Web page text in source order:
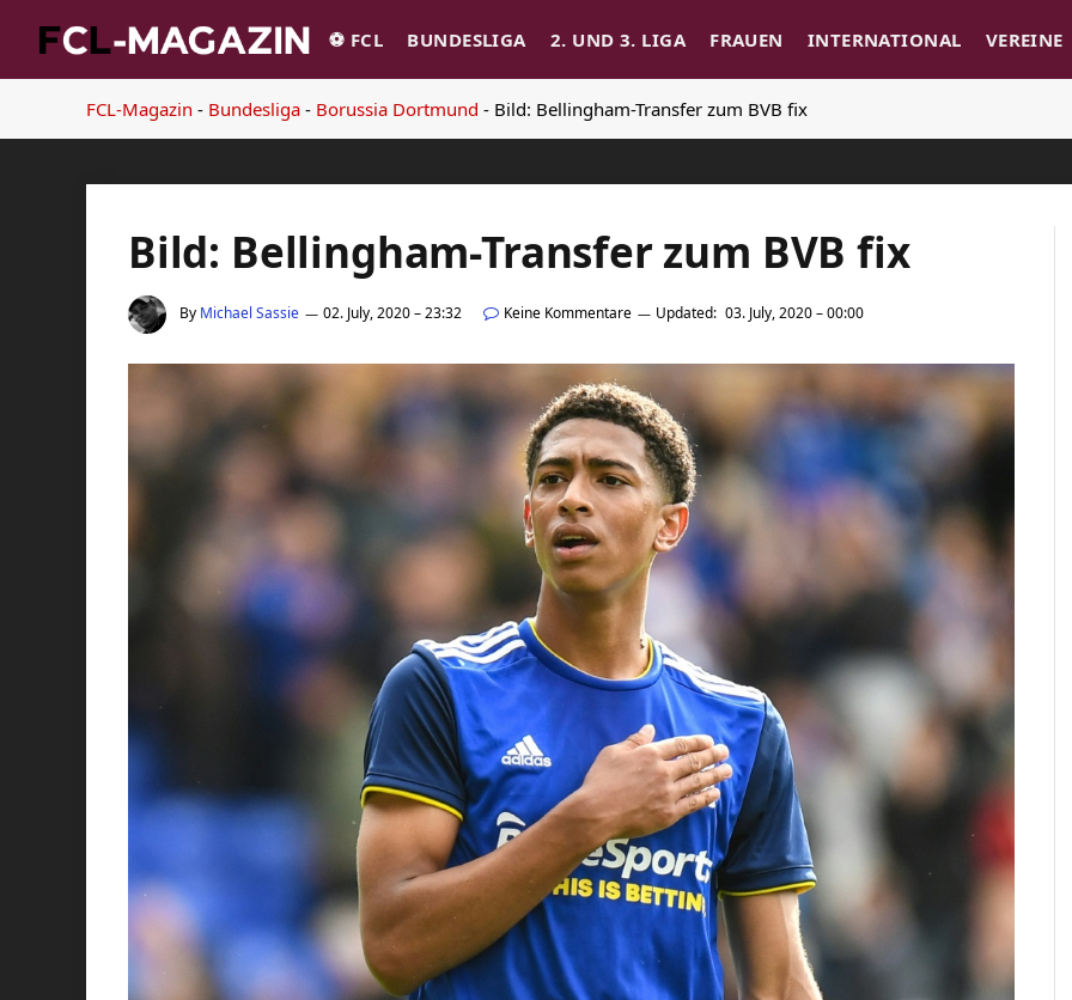
⚽️ FCL BUNDESLIGA 2. UND 3. LIGA FRAUEN INTERNATIONAL VEREINE
FCL-Magazin - Bundesliga - Borussia Dortmund - Bild: Bellingham-Transfer zum BVB fix
Bild: Bellingham-Transfer zum BVB fix
By Michael Sassie 02. July, 2020 – 23:32 Keine Kommentare Updated: 03. July, 2020 – 00:00